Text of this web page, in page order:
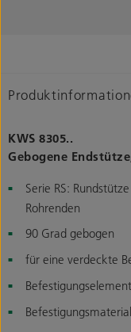
KWS 8305..
Gebogene
Serie RS:
Rohrenden
90 Grad gebogen
für eine verdeckte